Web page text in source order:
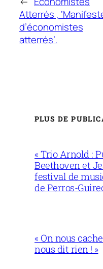
Atterrés ,
d’économistes
atterrés’.
PLUS DE
« Trio Arnold :
Beethoven et
festival de
de Perros-
« On nous
nous dit rien ! »